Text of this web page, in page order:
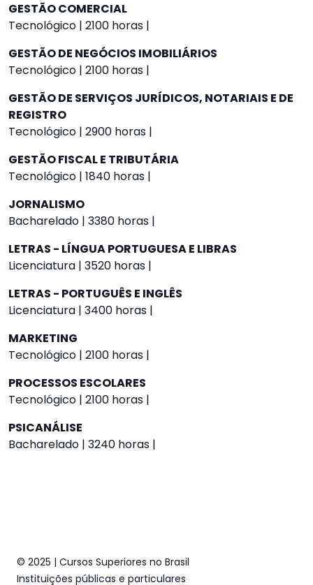
GESTÃO COMERCIAL
Tecnológico | 2100 horas |
GESTÃO DE NEGÓCIOS IMOBILIÁRIOS
Tecnológico | 2100 horas |
GESTÃO DE SERVIÇOS JURÍDICOS, NOTARIAIS E DE
REGISTRO
Tecnológico | 2900 horas |
GESTÃO FISCAL E TRIBUTÁRIA
Tecnológico | 1840 horas |
JORNALISMO
Bacharelado | 3380 horas |
LETRAS - LÍNGUA PORTUGUESA E LIBRAS
Licenciatura | 3520 horas |
LETRAS - PORTUGUÊS E INGLÊS
Licenciatura | 3400 horas |
MARKETING
Tecnológico | 2100 horas |
PROCESSOS ESCOLARES
Tecnológico | 2100 horas |
PSICANÁLISE
Bacharelado | 3240 horas |
© 2025 | Cursos Superiores no Brasil
Instituições públicas e particulares